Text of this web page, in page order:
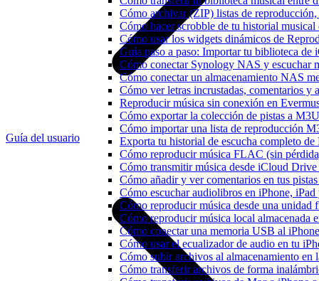
Cómo archivar (ZIP) listas de
Cómo hacer scrobble de tu historial
Cómo usar los widgets dinámicos de
Guía paso a paso: Importar tu biblioteca
Cómo conectar Synology NAS y escuchar
Cómo conectar un almacenamiento NAS
Cómo ver letras incrustadas, comentarios
Reproducir música sin conexión en
Cómo exportar la colección de pistas a
Cómo importar una lista de reproducción
Exporta tu historial de escucha completo
Cómo reproducir música FLAC (sin
Cómo transmitir música desde iCloud
Cómo añadir y ver comentarios en tus
Cómo escuchar audiolibros en iPhone,
Cómo reproducir música desde una
Cómo reproducir música local almacenada
Cómo conectar una memoria USB al
Cómo usar el ecualizador de audio en tu
Cómo subir archivos al almacenamiento
Cómo transferir archivos de forma
Guía del usuario